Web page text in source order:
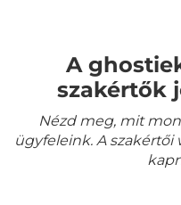
A
szakértők
Nézd meg, mit
ügyfeleink. A